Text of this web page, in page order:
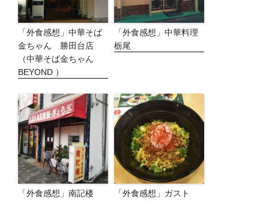
「外食感想」中華そば
金ちゃん 勝田台店
（中華そば金ちゃん
BEYOND ）
「外食感想」中華料理
栃尾
「外食感想」南記楼
「外食感想」ガスト